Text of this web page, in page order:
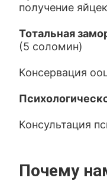
получение
Тотальная
(5 соломин)
Консервация
Консультация
Почему